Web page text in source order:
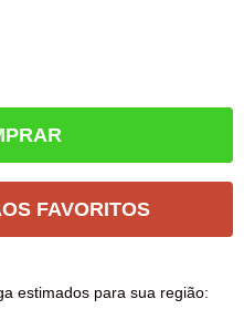
FAVORITOS
estimados para sua região: